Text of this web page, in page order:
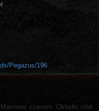
Pegazus/196
czasem. Okładki robił